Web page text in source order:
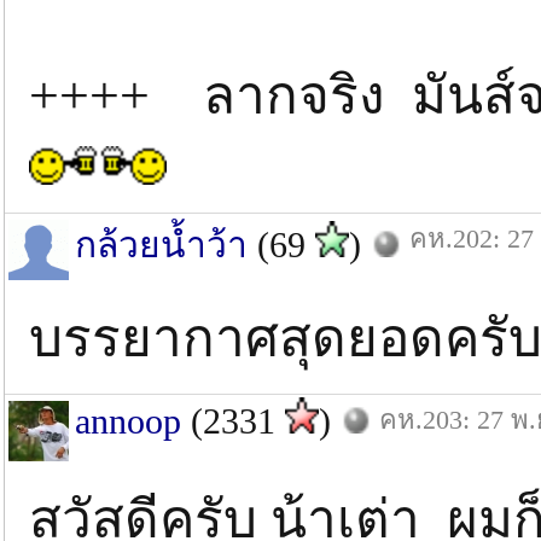
++++ ลากจริง มัน
กล้วยน้ำว้า (69 ) คห.202:
บรรยากาศสุดยอดครับ
annoop (2331 ) คห.203: 27 พ.
สวัสดีครับ น้าเต่า ผม